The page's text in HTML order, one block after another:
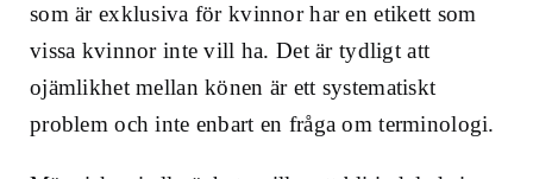
som är exklusiva för kvinnor har en etikett som
vissa kvinnor inte vill ha. Det är tydligt att
ojämlikhet mellan könen är ett systematiskt
problem och inte enbart en fråga om terminologi.